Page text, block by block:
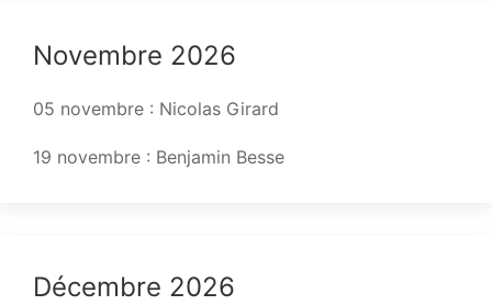
Novembre 2026
05 novembre : Nicolas Girard
19 novembre : Benjamin Besse
Décembre 2026